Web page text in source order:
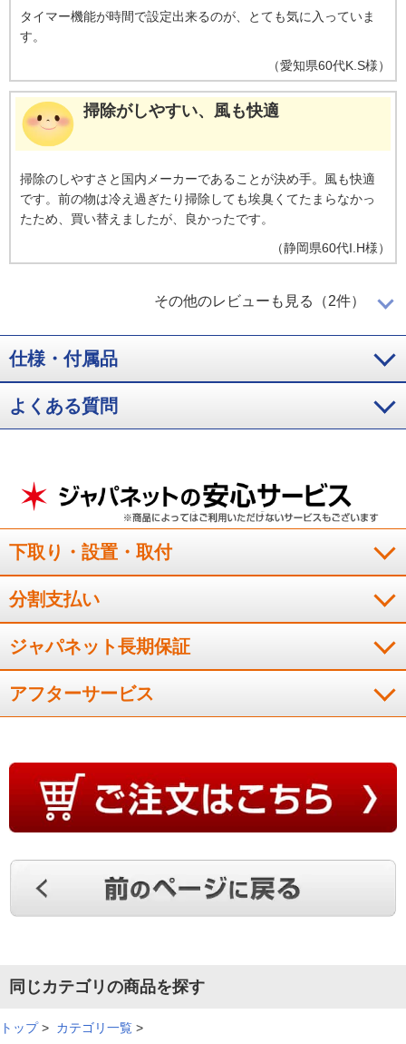
タイマー機能が時間で設定出来るのが、とても気に入っていま
す。
（愛知県60代K.S様）
掃除がしやすい、風も快適
掃除のしやすさと国内メーカーであることが決め手。風も快適
です。前の物は冷え過ぎたり掃除しても埃臭くてたまらなかっ
たため、買い替えましたが、良かったです。
（静岡県60代I.H様）
三菱はやはり良い
三菱はやはり良い商品です。この価格で購入出来ましたこと、
感謝いたします。
（兵庫県50代N.K様）
非常にコンパクトサイズで、窓際にも設置できて満足していま
す。音も静かで部屋がよく暖まります。
（大阪府50代N.A様）
※
「お客様の声」は実際にご購入されたお客様からのご意見を掲載しておりま
※商品により、同一シリーズをご購入された方の声を含みます。
その他のレビューも見る（2件）
仕様・付属品
よくある質問
下取り・設置・取付
分割支払い
ジャパネット長期保証
アフターサービス
同じカテゴリの商品を探す
トップ> カテゴリ一覧 >